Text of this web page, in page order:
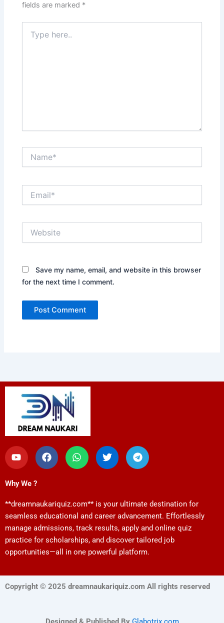
fields are marked *
here..
Save my name, email, and website in this browser
for the next time I comment.
Y
o
u
u
e
F
a
c
o
k
W
h
a
p
p
T
w
i
r
T
e
l
a
m
Why We ?
**dreamnaukariquiz.com** is your ultimate destination for
seamless educational and career advancement. Effortlessly
manage admissions, track results, apply and online quiz
practice for scholarships, and discover tailored job
opportunities—all in one powerful platform.
Copyright © 2025 dreamnaukariquiz.com All rights reserved